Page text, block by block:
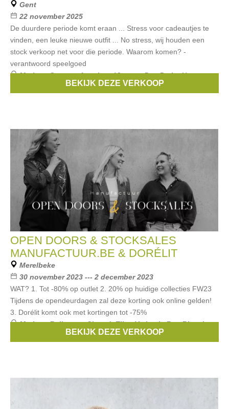
Gent
22 november 2025
De duurdere periode komt eraan ... Stress voor cadeautjes te
vinden, een leuke nieuwe outfit ... No stress, wij houden een
stock verkoop net voor die periode. Waarom komen? -
verantwoord speelgoed
Merken:Sessun,American Vintage,Des Petits Hauts,
Suncoo, ...
BEKIJK DEZE VERKOOP
OPEN DOORS & STOCKSALES
MANUFACTUUR.BE & DORÉLIT
Merelbeke
30 november 2023 --- 2 december 2023
WAT? 1. Tot -80% op outlet 2. 20% op huidige collecties FW23
Tijdens de opendeurdagen zal deze korting ook online gelden!
3. Dorélit komt ook met kortingen tot -75%
Merken:Bellerose,Closed,Ellen Verbeek,Rue Blanche,
BEKIJK DEZE VERKOOP